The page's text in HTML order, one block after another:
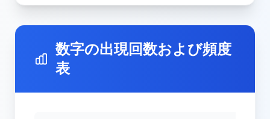
数字の出現回数および頻度
表